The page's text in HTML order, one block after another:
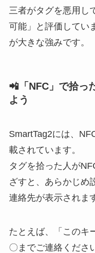
三者がタグを悪用し
可能」と評価してい
が大きな強みです。
📲「NFC」で拾っ
よう
SmartTag2には、
載されています。
タグを拾った人が
ざすと、あらかじめ
連絡先が表示されま
たとえば、「このキ
〇までご連絡くださ